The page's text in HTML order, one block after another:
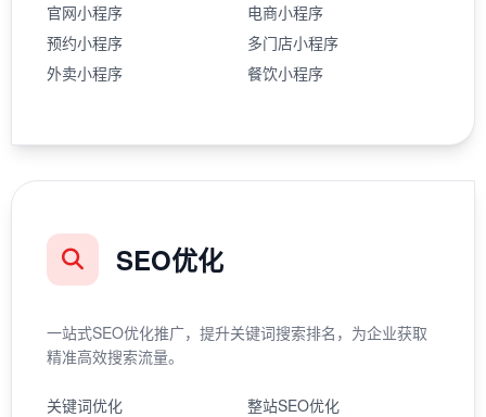
官网小程序
电商小程序
预约小程序
多门店小程序
外卖小程序
餐饮小程序
SEO优化
一站式SEO优化推广，提升关键词搜索排名，为企业获取
精准高效搜索流量。
关键词优化
整站SEO优化